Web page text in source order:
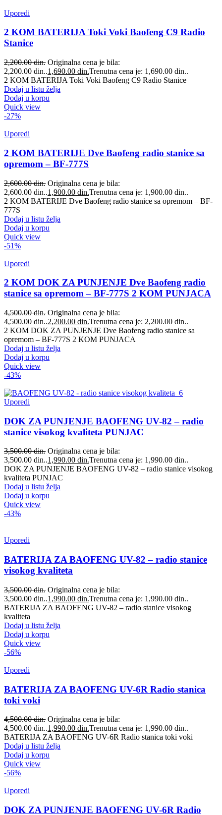
Uporedi
2 KOM BATERIJA Toki Voki Baofeng C9 Radio
Stanice
2,200.00din. Originalna cena je bila:
2,200.00 din..1,690.00 din.Trenutna cena je: 1,690.00 din..
2 KOM BATERIJA Toki Voki Baofeng C9 Radio Stanice
Dodaj u listu želja
Dodaj u korpu
Quick view
-27%
Uporedi
2 KOM BATERIJE Dve Baofeng radio stanice sa
opremom – BF-777S
2,600.00din. Originalna cena je bila:
2,600.00 din..1,900.00 din.Trenutna cena je: 1,900.00 din..
2 KOM BATERIJE Dve Baofeng radio stanice sa opremom – BF-
777S
Dodaj u listu želja
Dodaj u korpu
Quick view
-51%
Uporedi
2 KOM DOK ZA PUNJENJE Dve Baofeng radio
stanice sa opremom – BF-777S 2 KOM PUNJACA
4,500.00din. Originalna cena je bila:
4,500.00 din..2,200.00 din.Trenutna cena je: 2,200.00 din..
2 KOM DOK ZA PUNJENJE Dve Baofeng radio stanice sa
opremom – BF-777S 2 KOM PUNJACA
Dodaj u listu želja
Dodaj u korpu
Quick view
-43%
Uporedi
DOK ZA PUNJENJE BAOFENG UV-82 – radio
stanice visokog kvaliteta PUNJAC
3,500.00din. Originalna cena je bila:
3,500.00 din..1,990.00 din.Trenutna cena je: 1,990.00 din..
DOK ZA PUNJENJE BAOFENG UV-82 – radio stanice visokog
kvaliteta PUNJAC
Dodaj u listu želja
Dodaj u korpu
Quick view
-43%
Uporedi
BATERIJA ZA BAOFENG UV-82 – radio stanice
visokog kvaliteta
3,500.00din. Originalna cena je bila:
3,500.00 din..1,990.00 din.Trenutna cena je: 1,990.00 din..
BATERIJA ZA BAOFENG UV-82 – radio stanice visokog
kvaliteta
Dodaj u listu želja
Dodaj u korpu
Quick view
-56%
Uporedi
BATERIJA ZA BAOFENG UV-6R Radio stanica
toki voki
4,500.00din. Originalna cena je bila:
4,500.00 din..1,990.00 din.Trenutna cena je: 1,990.00 din..
BATERIJA ZA BAOFENG UV-6R Radio stanica toki voki
Dodaj u listu želja
Dodaj u korpu
Quick view
-56%
Uporedi
DOK ZA PUNJENJE BAOFENG UV-6R Radio